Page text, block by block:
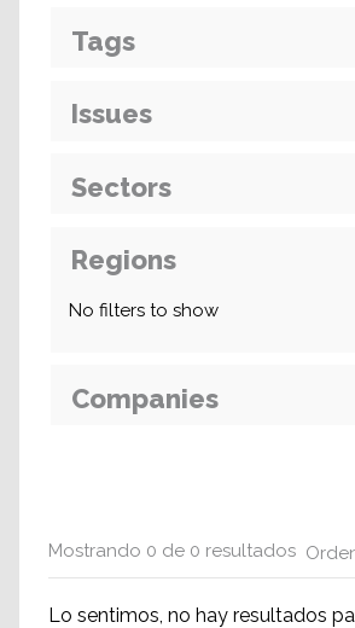
Mostrando 0 de 0 resultados
Lo sentimos, no hay resultados
Tags
Issues
Sectors
Regions
No filters to show
Companies